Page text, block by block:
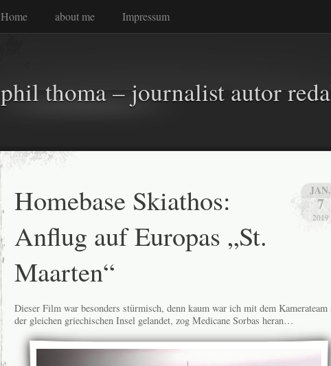
Home about me Impressum
phil thoma – journalist autor
JAN.
7
2019
Homebase Skiathos:
Anflug auf Europas „St.
Maarten“
Dieser Film war besonders stürmisch, denn kaum war ich mit dem Kamerateam
der gleichen griechischen Insel gelandet, zog Medicane Sorbas heran…